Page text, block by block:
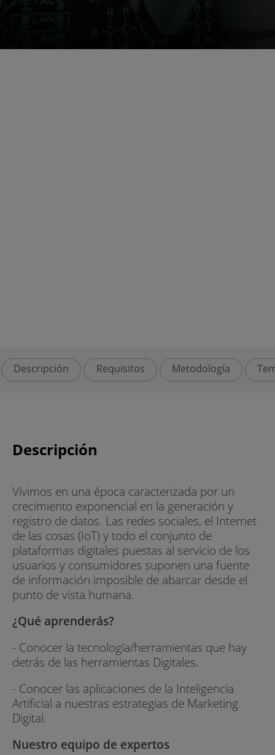
Descripción Requisitos Metodología
Descripción
Vivimos en una época caracterizada por un
crecimiento exponencial en la generación y
registro de datos. Las redes sociales, el Internet
de las cosas (IoT) y todo el conjunto de
plataformas digitales puestas al servicio de los
usuarios y consumidores suponen una fuente
de información imposible de abarcar desde el
punto de vista humana.
¿Qué aprenderás?
- Conocer la tecnología/herramientas que hay
detrás de las herramientas Digitales.
- Conocer las aplicaciones de la Inteligencia
Artificial a nuestras estrategias de Marketing
Digital.
Nuestro equipo de expertos